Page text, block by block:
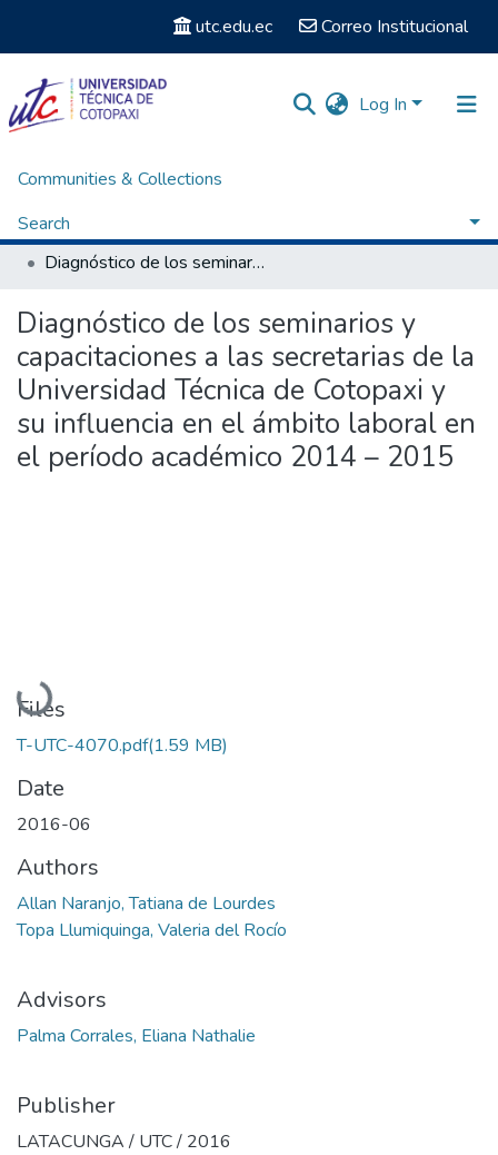
utc.edu.ec Correo Institucional
Log In
Communities & Collections
Search
Statistics
Home
Titulación - Licenciatura en Secretariado Ejecutivo
Diagnóstico de los seminarios y capacitaciones a las secretarias de la Universidad Técnica de Cotopaxi y su influencia en el ámbito laboral en el período académico 2014 – 2015
Diagnóstico de los seminarios y
capacitaciones a las secretarias de la
Universidad Técnica de Cotopaxi y
su influencia en el ámbito laboral en
el período académico 2014 – 2015
Loading...
Files
T-UTC-4070.pdf(1.59 MB)
Date
2016-06
Authors
Allan Naranjo, Tatiana de Lourdes
Topa Llumiquinga, Valeria del Rocío
Advisors
Palma Corrales, Eliana Nathalie
Publisher
LATACUNGA / UTC / 2016